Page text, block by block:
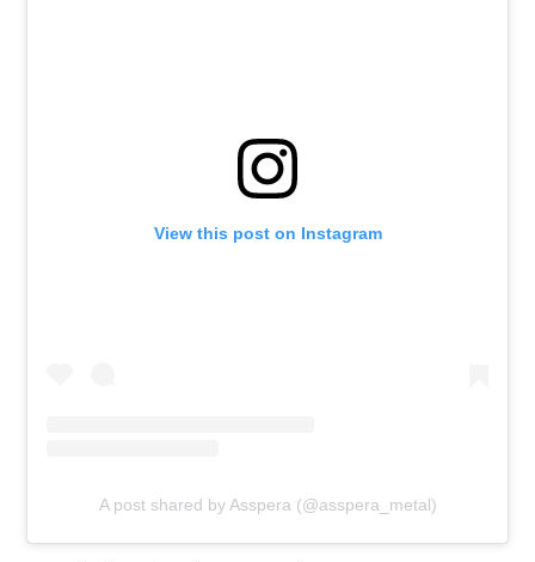
View this post on Instagram
A post shared by Asspera (@asspera_metal)